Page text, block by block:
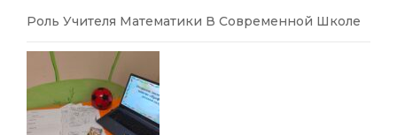
Роль Учителя Математики В Современной Школе